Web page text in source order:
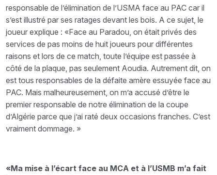
responsable de l’élimination de l’USMA face au PAC car il
s’est illustré par ses ratages devant les bois. A ce sujet, le
joueur explique : «Face au Paradou, on était privés des
services de pas moins de huit joueurs pour différentes
raisons et lors de ce match, toute l’équipe est passée à
côté de la plaque, pas seulement Aoudia. Autrement dit, on
est tous responsables de la défaite amère essuyée face au
PAC. Mais malheureusement, on m’a accusé d’être le
premier responsable de notre élimination de la coupe
d’Algérie parce que j’ai raté deux occasions franches. C’est
vraiment dommage. »
«Ma mise à l’écart face au MCA et à l’USMB m’a fait